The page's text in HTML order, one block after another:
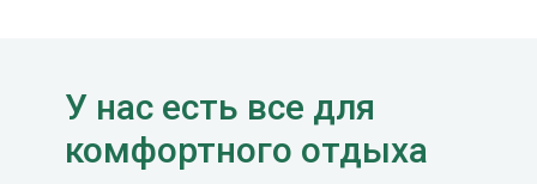
У нас есть все для
комфортного отдыха